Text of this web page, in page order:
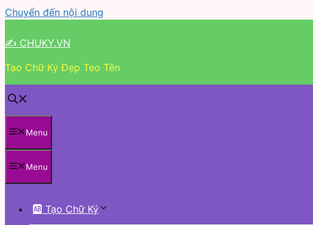
Chuyển đến nội dung
✍ CHUKY.VN
Tạo Chữ Ký Đẹp Teo Tên
Menu
Menu
🆎 Tạo Chữ Ký